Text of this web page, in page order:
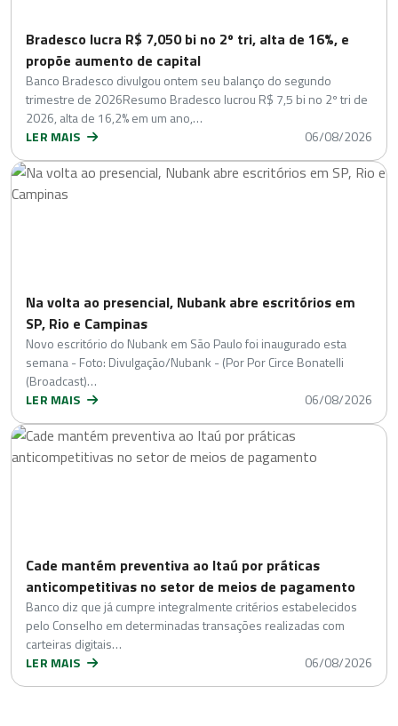
Bradesco lucra R$ 7,050 bi no 2º tri, alta de 16%, e
propõe aumento de capital
Banco Bradesco divulgou ontem seu balanço do segundo
trimestre de 2026Resumo Bradesco lucrou R$ 7,5 bi no 2º tri de
2026, alta de 16,2% em um ano,…
LER MAIS
06/08/2026
Na volta ao presencial, Nubank abre escritórios em
SP, Rio e Campinas
Novo escritório do Nubank em São Paulo foi inaugurado esta
semana - Foto: Divulgação/Nubank - (Por Por Circe Bonatelli
(Broadcast)…
LER MAIS
06/08/2026
Cade mantém preventiva ao Itaú por práticas
anticompetitivas no setor de meios de pagamento
Banco diz que já cumpre integralmente critérios estabelecidos
pelo Conselho em determinadas transações realizadas com
carteiras digitais…
LER MAIS
06/08/2026